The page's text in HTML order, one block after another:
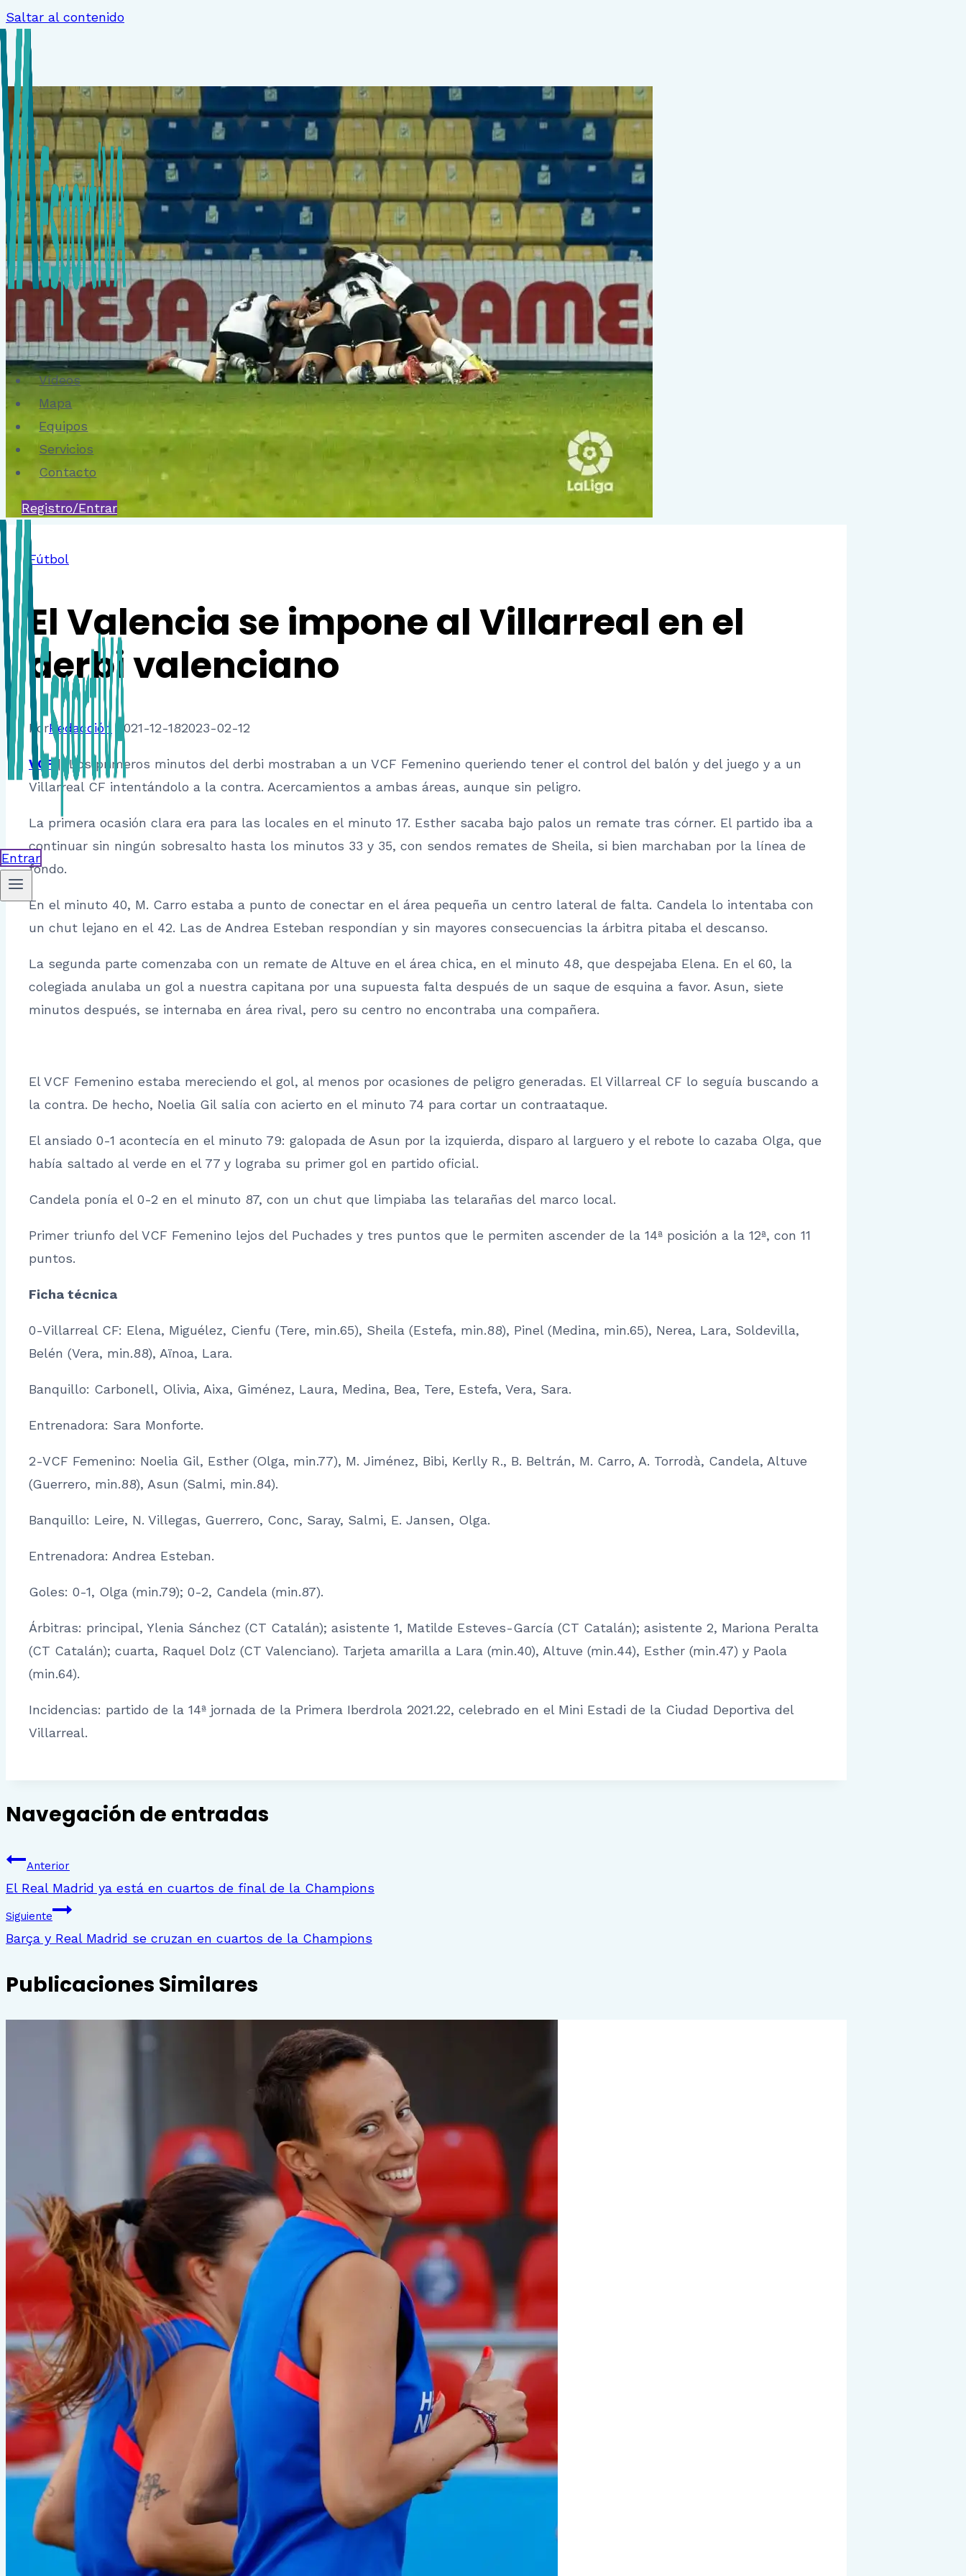
Saltar al contenido
Vídeos
Mapa
Equipos
Servicios
Contacto
Registro/Entrar
Entrar
Fútbol
El Valencia se impone al Villarreal en el
derbi valenciano
PorRedacción 2021-12-182023-02-12
VCF || Los primeros minutos del derbi mostraban a un VCF Femenino queriendo tener el control del balón y del juego y a un
Villarreal CF intentándolo a la contra. Acercamientos a ambas áreas, aunque sin peligro.
La primera ocasión clara era para las locales en el minuto 17. Esther sacaba bajo palos un remate tras córner. El partido iba a
continuar sin ningún sobresalto hasta los minutos 33 y 35, con sendos remates de Sheila, si bien marchaban por la línea de
fondo.
En el minuto 40, M. Carro estaba a punto de conectar en el área pequeña un centro lateral de falta. Candela lo intentaba con
un chut lejano en el 42. Las de Andrea Esteban respondían y sin mayores consecuencias la árbitra pitaba el descanso.
La segunda parte comenzaba con un remate de Altuve en el área chica, en el minuto 48, que despejaba Elena. En el 60, la
colegiada anulaba un gol a nuestra capitana por una supuesta falta después de un saque de esquina a favor. Asun, siete
minutos después, se internaba en área rival, pero su centro no encontraba una compañera.
El VCF Femenino estaba mereciendo el gol, al menos por ocasiones de peligro generadas. El Villarreal CF lo seguía buscando a
la contra. De hecho, Noelia Gil salía con acierto en el minuto 74 para cortar un contraataque.
El ansiado 0-1 acontecía en el minuto 79: galopada de Asun por la izquierda, disparo al larguero y el rebote lo cazaba Olga, que
había saltado al verde en el 77 y lograba su primer gol en partido oficial.
Candela ponía el 0-2 en el minuto 87, con un chut que limpiaba las telarañas del marco local.
Primer triunfo del VCF Femenino lejos del Puchades y tres puntos que le permiten ascender de la 14ª posición a la 12ª, con 11
puntos.
Ficha técnica
0-Villarreal CF: Elena, Miguélez, Cienfu (Tere, min.65), Sheila (Estefa, min.88), Pinel (Medina, min.65), Nerea, Lara, Soldevilla,
Belén (Vera, min.88), Aïnoa, Lara.
Banquillo: Carbonell, Olivia, Aixa, Giménez, Laura, Medina, Bea, Tere, Estefa, Vera, Sara.
Entrenadora: Sara Monforte.
2-VCF Femenino: Noelia Gil, Esther (Olga, min.77), M. Jiménez, Bibi, Kerlly R., B. Beltrán, M. Carro, A. Torrodà, Candela, Altuve
(Guerrero, min.88), Asun (Salmi, min.84).
Banquillo: Leire, N. Villegas, Guerrero, Conc, Saray, Salmi, E. Jansen, Olga.
Entrenadora: Andrea Esteban.
Goles: 0-1, Olga (min.79); 0-2, Candela (min.87).
Árbitras: principal, Ylenia Sánchez (CT Catalán); asistente 1, Matilde Esteves-García (CT Catalán); asistente 2, Mariona Peralta
(CT Catalán); cuarta, Raquel Dolz (CT Valenciano). Tarjeta amarilla a Lara (min.40), Altuve (min.44), Esther (min.47) y Paola
(min.64).
Incidencias: partido de la 14ª jornada de la Primera Iberdrola 2021.22, celebrado en el Mini Estadi de la Ciudad Deportiva del
Villarreal.
Navegación de entradas
Anterior
El Real Madrid ya está en cuartos de final de la Champions
Siguiente
Barça y Real Madrid se cruzan en cuartos de la Champions
Publicaciones Similares